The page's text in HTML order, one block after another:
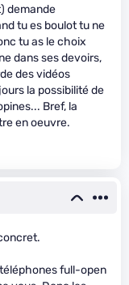
demande
tu es boulot tu ne
tu as le choix
dans ses devoirs,
des vidéos
la possibilité de
Bref, la
en oeuvre.
full-open